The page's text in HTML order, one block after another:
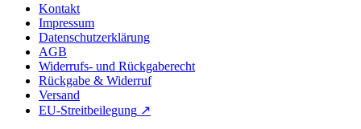
Kontakt
Impressum
Datenschutzerklärung
AGB
Widerrufs- und Rückgaberecht
Rückgabe & Widerruf
Versand
EU-Streitbeilegung ↗